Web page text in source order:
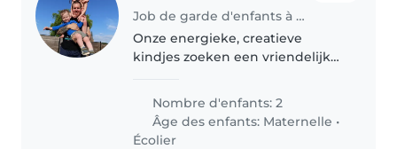
Job de garde d'enfants à Brakel
Onze energieke, creatieve
kindjes zoeken een vriendelijke
Nombre d'enfants: 2
Âge des enfants: Maternelle •
Écolier